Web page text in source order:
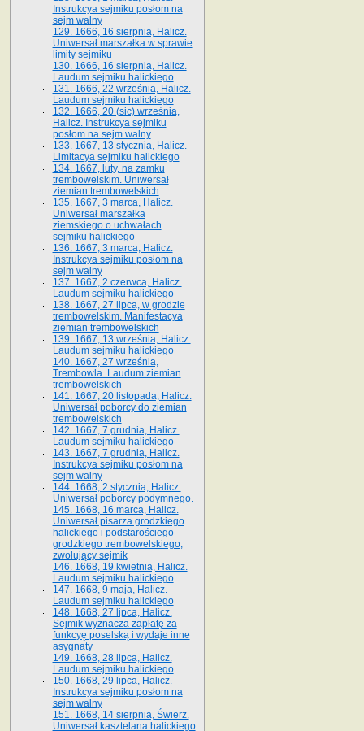
Instrukcya sejmiku posłom na
sejm walny
129. 1666, 16 sierpnia, Halicz.
Uniwersał marszałka w sprawie
limity sejmiku
130. 1666, 16 sierpnia, Halicz.
Laudum sejmiku halickiego
131. 1666, 22 września, Halicz.
Laudum sejmiku halickiego
132. 1666, 20 (sic) września,
Halicz. Instrukcya sejmiku
posłom na sejm walny
133. 1667, 13 stycznia, Halicz.
Limitacya sejmiku halickiego
134. 1667, luty, na zamku
trembowelskim. Uniwersał
ziemian trembowelskich
135. 1667, 3 marca, Halicz.
Uniwersał marszałka
ziemskiego o uchwałach
sejmiku halickiego
136. 1667, 3 marca, Halicz.
Instrukcya sejmiku posłom na
sejm walny
137. 1667, 2 czerwca, Halicz.
Laudum sejmiku halickiego
138. 1667, 27 lipca, w grodzie
trembowelskim. Manifestacya
ziemian trembowelskich
139. 1667, 13 września, Halicz.
Laudum sejmiku halickiego
140. 1667, 27 września,
Trembowla. Laudum ziemian
trembowelskich
141. 1667, 20 listopada, Halicz.
Uniwersał poborcy do ziemian
trembowelskich
142. 1667, 7 grudnia, Halicz.
Laudum sejmiku halickiego
143. 1667, 7 grudnia, Halicz.
Instrukcya sejmiku posłom na
sejm walny
144. 1668, 2 stycznia, Halicz.
Uniwersał poborcy podymnego.
145. 1668, 16 marca, Halicz.
Uniwersał pisarza grodzkiego
halickiego i podstarościego
grodzkiego trembowelskiego,
zwołujący sejmik
146. 1668, 19 kwietnia, Halicz.
Laudum sejmiku halickiego
147. 1668, 9 maja, Halicz.
Laudum sejmiku halickiego
148. 1668, 27 lipca, Halicz.
Sejmik wyznacza zapłatę za
funkcyę poselską i wydaje inne
asygnaty
149. 1668, 28 lipca, Halicz.
Laudum sejmiku halickiego
150. 1668, 29 lipca, Halicz.
Instrukcya sejmiku posłom na
sejm walny
151. 1668, 14 sierpnia, Świerz.
Uniwersał kasztelana halickiego